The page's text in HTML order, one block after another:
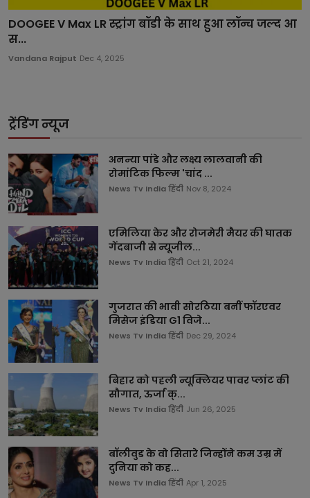
DOOGEE V Max LR स्ट्रांग बॉडी के साथ हुआ लॉन्च जल्द आ
स...
Vandana Rajput Dec 4, 2025
ट्रेंडिंग न्यूज
अनन्या पांडे और लक्ष्य लालवानी की
रोमांटिक फिल्म 'चांद ...
News Tv India हिंदी Nov 8, 2024
एमिलिया केर और रोजमेरी मैयर की घातक
गेंदबाजी से न्यूजील...
News Tv India हिंदी Oct 21, 2024
गुजरात की भावी सोरठिया बनीं फॉरएवर
मिसेज इंडिया G1 विजे...
News Tv India हिंदी Dec 29, 2024
बिहार को पहली न्यूक्लियर पावर प्लांट की
सौगात, ऊर्जा क्...
News Tv India हिंदी Jun 26, 2025
बॉलीवुड के वो सितारे जिन्होंने कम उम्र में
दुनिया को कह...
News Tv India हिंदी Apr 1, 2025